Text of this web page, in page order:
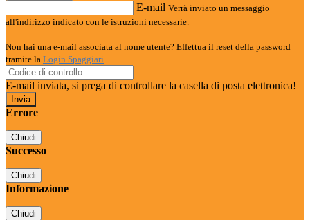
E-mail Verrà inviato un messaggio
all'indirizzo indicato con le istruzioni necessarie.
Non hai una e-mail associata al nome utente? Effettua il reset della password
tramite la Login Spaggiari
E-mail inviata, si prega di controllare la casella di posta elettronica!
Errore
Chiudi
Successo
Chiudi
Informazione
Chiudi